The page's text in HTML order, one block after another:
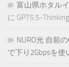
富山県ホタル
に GPT5.5-Thinking
NURO光 自前
で下り2Gbpsを使